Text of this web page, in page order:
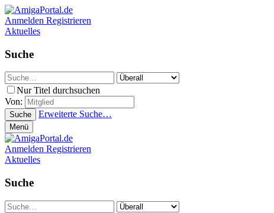
Anmelden Registrieren
Aktuelles
Suche
Nur Titel durchsuchen
Von:
Suche Erweiterte Suche…
Menü
Anmelden Registrieren
Aktuelles
Suche